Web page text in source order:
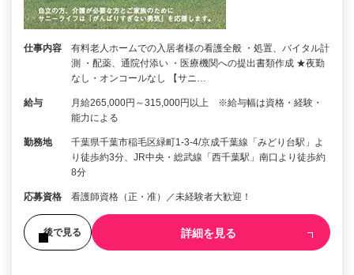
仕事内容
有料老人ホームでの入居者様の看護全般 ・処置、バイタル計
測 ・配薬、通院付添い ・医療機関への提出書類作成 ★夜勤
なし・オンコールなし 【サニ…
給与
月給265,000円～315,000円以上 ※給与幅は資格・経験・
能力による
勤務地
千葉県千葉市稲毛区緑町1-3-4/京成千葉線「みどり台駅」よ
り徒歩約3分、JR中央・総武線「西千葉駅」南口より徒歩約
8分
応募資格 看護師資格（正・准）／未経験者大歓迎！
後で見る 詳細を見る